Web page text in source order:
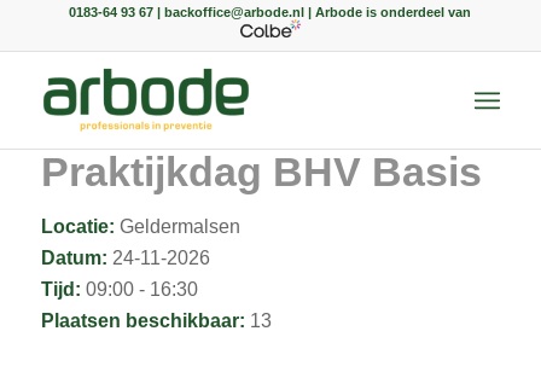
0183-64 93 67 | backoffice@arbode.nl | Arbode is onderdeel van
Praktijkdag BHV Basis
Locatie: Geldermalsen
Datum: 24-11-2026
Tijd: 09:00 - 16:30
Plaatsen beschikbaar: 13